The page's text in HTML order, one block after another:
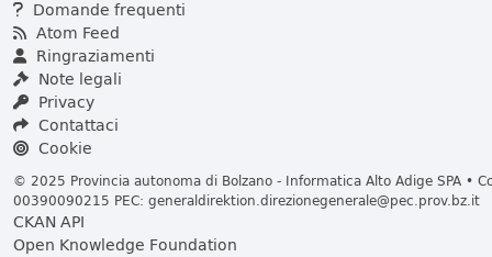
Domande frequenti
Atom Feed
Ringraziamenti
Note legali
Privacy
Contattaci
Cookie
© 2025 Provincia autonoma di Bolzano - Informatica Alto Adige SPA •
00390090215 PEC: generaldirektion.direzionegenerale@pec.prov.bz.it
CKAN API
Open Knowledge Foundation